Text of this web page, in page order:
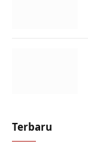
Terbaru